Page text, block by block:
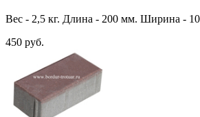
Вес - 2,5 кг. Длина - 200 мм. Ширина -
450 руб.